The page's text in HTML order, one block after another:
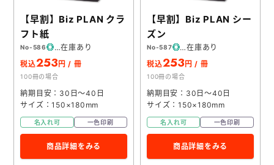
【早割】Biz PLAN クラ
フト紙
No-586
在庫あり
税込253 円 / 冊
100冊の場合
納期目安：30日～40日
サイズ：150×180mm
名入れ可 一色印刷
商品詳細をみる
【早割】Biz PLAN シー
ズン
No-587
在庫あり
税込253 円 / 冊
100冊の場合
納期目安：30日～40日
サイズ：150×180mm
名入れ可 一色印刷
商品詳細をみる